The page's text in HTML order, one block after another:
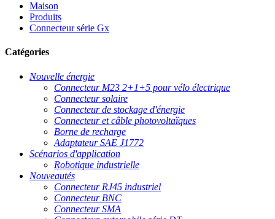
Maison
Produits
Connecteur série Gx
Catégories
Nouvelle énergie
Connecteur M23 2+1+5 pour vélo électrique
Connecteur solaire
Connecteur de stockage d'énergie
Connecteur et câble photovoltaïques
Borne de recharge
Adaptateur SAE J1772
Scénarios d'application
Robotique industrielle
Nouveautés
Connecteur RJ45 industriel
Connecteur BNC
Connecteur SMA